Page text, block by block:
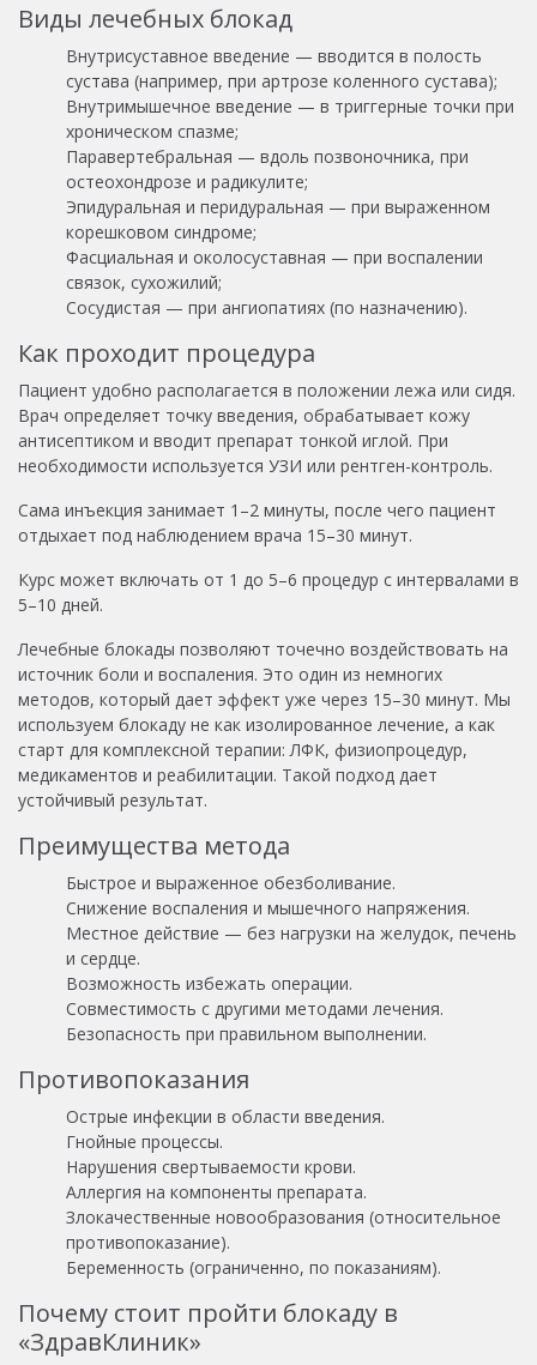
Виды лечебных блокад
Внутрисуставное введение — вводится в полость
сустава (например, при артрозе коленного сустава);
Внутримышечное введение — в триггерные точки при
хроническом спазме;
Паравертебральная — вдоль позвоночника, при
остеохондрозе и радикулите;
Эпидуральная и перидуральная — при выраженном
корешковом синдроме;
Фасциальная и околосуставная — при воспалении
связок, сухожилий;
Сосудистая — при ангиопатиях (по назначению).
Как проходит процедура
Пациент удобно располагается в положении лежа или сидя.
Врач определяет точку введения, обрабатывает кожу
антисептиком и вводит препарат тонкой иглой. При
необходимости используется УЗИ или рентген-контроль.
Сама инъекция занимает 1–2 минуты, после чего пациент
отдыхает под наблюдением врача 15–30 минут.
Курс может включать от 1 до 5–6 процедур с интервалами в
5–10 дней.
Лечебные блокады позволяют точечно воздействовать на
источник боли и воспаления. Это один из немногих
методов, который дает эффект уже через 15–30 минут. Мы
используем блокаду не как изолированное лечение, а как
старт для комплексной терапии: ЛФК, физиопроцедур,
медикаментов и реабилитации. Такой подход дает
устойчивый результат.
Преимущества метода
Быстрое и выраженное обезболивание.
Снижение воспаления и мышечного напряжения.
Местное действие — без нагрузки на желудок, печень
и сердце.
Возможность избежать операции.
Совместимость с другими методами лечения.
Безопасность при правильном выполнении.
Противопоказания
Острые инфекции в области введения.
Гнойные процессы.
Нарушения свертываемости крови.
Аллергия на компоненты препарата.
Злокачественные новообразования (относительное
противопоказание).
Беременность (ограниченно, по показаниям).
Почему стоит пройти блокаду в
«ЗдравКлиник»